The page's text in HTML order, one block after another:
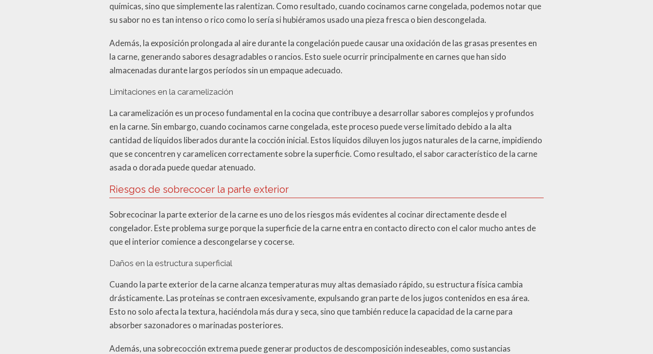
químicas, sino que simplemente las ralentizan. Como resultado, cuando cocinamos carne congelada, podemos notar que
su sabor no es tan intenso o rico como lo sería si hubiéramos usado una pieza fresca o bien descongelada.
Además, la exposición prolongada al aire durante la congelación puede causar una oxidación de las grasas presentes en
la carne, generando sabores desagradables o rancios. Esto suele ocurrir principalmente en carnes que han sido
almacenadas durante largos períodos sin un empaque adecuado.
Limitaciones en la caramelización
La caramelización es un proceso fundamental en la cocina que contribuye a desarrollar sabores complejos y profundos
en la carne. Sin embargo, cuando cocinamos carne congelada, este proceso puede verse limitado debido a la alta
cantidad de líquidos liberados durante la cocción inicial. Estos líquidos diluyen los jugos naturales de la carne, impidiendo
que se concentren y caramelicen correctamente sobre la superficie. Como resultado, el sabor característico de la carne
asada o dorada puede quedar atenuado.
Riesgos de sobrecocer la parte exterior
Sobrecocinar la parte exterior de la carne es uno de los riesgos más evidentes al cocinar directamente desde el
congelador. Este problema surge porque la superficie de la carne entra en contacto directo con el calor mucho antes de
que el interior comience a descongelarse y cocerse.
Daños en la estructura superficial
Cuando la parte exterior de la carne alcanza temperaturas muy altas demasiado rápido, su estructura física cambia
drásticamente. Las proteínas se contraen excesivamente, expulsando gran parte de los jugos contenidos en esa área.
Esto no solo afecta la textura, haciéndola más dura y seca, sino que también reduce la capacidad de la carne para
absorber sazonadores o marinadas posteriores.
Además, una sobrecocción extrema puede generar productos de descomposición indeseables, como sustancias